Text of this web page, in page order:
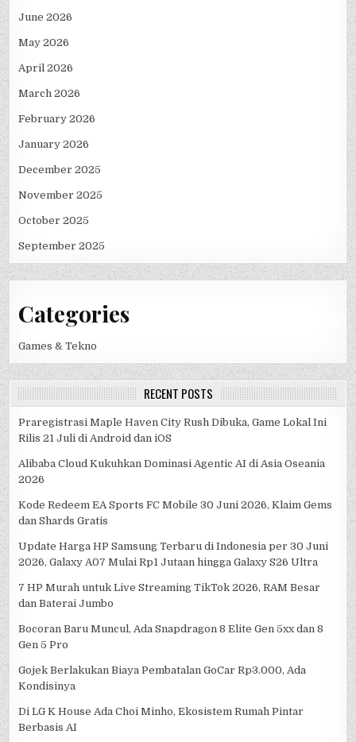
June 2026
May 2026
April 2026
March 2026
February 2026
January 2026
December 2025
November 2025
October 2025
September 2025
Categories
Games & Tekno
RECENT POSTS
Praregistrasi Maple Haven City Rush Dibuka, Game Lokal Ini
Rilis 21 Juli di Android dan iOS
Alibaba Cloud Kukuhkan Dominasi Agentic AI di Asia Oseania
2026
Kode Redeem EA Sports FC Mobile 30 Juni 2026, Klaim Gems
dan Shards Gratis
Update Harga HP Samsung Terbaru di Indonesia per 30 Juni
2026, Galaxy A07 Mulai Rp1 Jutaan hingga Galaxy S26 Ultra
7 HP Murah untuk Live Streaming TikTok 2026, RAM Besar
dan Baterai Jumbo
Bocoran Baru Muncul, Ada Snapdragon 8 Elite Gen 5xx dan 8
Gen 5 Pro
Gojek Berlakukan Biaya Pembatalan GoCar Rp3.000, Ada
Kondisinya
Di LG K House Ada Choi Minho, Ekosistem Rumah Pintar
Berbasis AI